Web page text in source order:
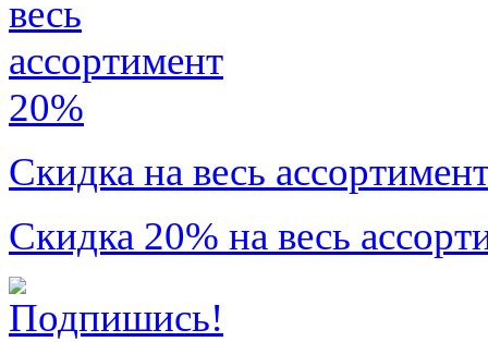
Скидка на весь
Скидка 20% на весь